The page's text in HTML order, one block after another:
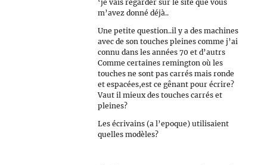
‘je vais regarder sur le site que vous
m’avez donné déjà..
Une petite question..il y a des machines
avec de son touches pleines comme j’ai
connu dans les années 70 et d’autrs
Comme certaines remington où les
touches ne sont pas carrés mais ronde
et espacées,est ce gênant pour écrire?
Vaut il mieux des touches carrés et
pleines?
Les écrivains (a l’epoque) utilisaient
quelles modèles?